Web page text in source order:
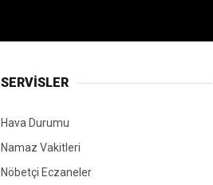
SERVİSLER
Hava Durumu
Namaz Vakitleri
Nöbetçi Eczaneler